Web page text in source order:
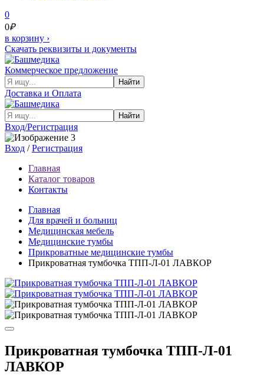
0
0₽
в корзину ›
Скачать реквизиты и документы
Коммерческое предложение
Найти
Доставка и Оплата
Найти
Вход/Регистрация
Вход /Регистрация
Главная
Каталог товаров
Контакты
Главная
Для врачей и больниц
Медицинская мебель
Медицинские тумбы
Прикроватные медицинские тумбы
Прикроватная тумбочка ТПП-Л-01 ЛАВКОР
Прикроватная тумбочка ТПП-Л-01
ЛАВКОР